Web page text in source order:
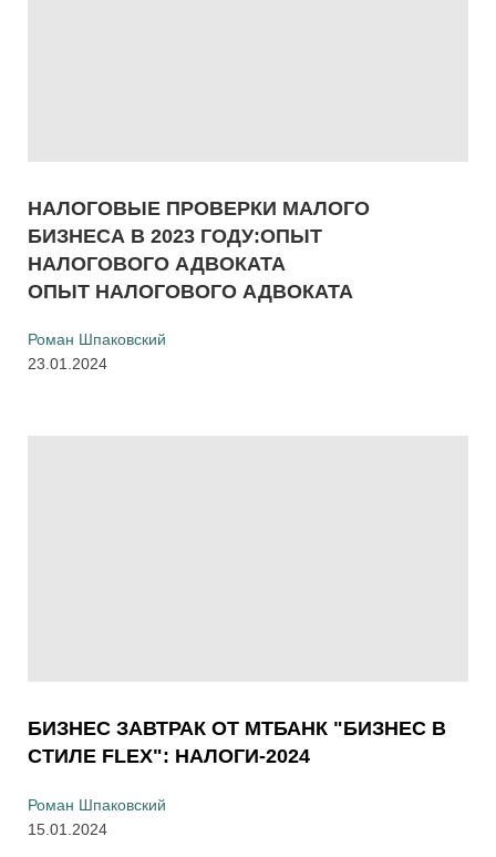
НАЛОГОВЫЕ ПРОВЕРКИ МАЛОГО
БИЗНЕСА В 2023 ГОДУ:ОПЫТ
НАЛОГОВОГО АДВОКАТА
ОПЫТ НАЛОГОВОГО АДВОКАТА
Роман Шпаковский
23.01.2024
БИЗНЕС ЗАВТРАК ОТ МТБАНК "БИЗНЕС В
СТИЛЕ FLEX": НАЛОГИ-2024
Роман Шпаковский
15.01.2024